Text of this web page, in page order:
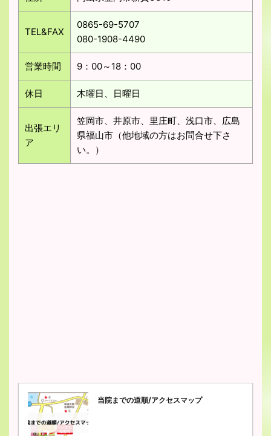
TEL&FAX
0865-69-5707
080-1908-4490
営業時間 9：00～18：00
休日 木曜日、日曜日
出張エリ
ア
笠岡市、井原市、里庄町、浅口市、広島
県福山市（他地域の方はお問合せ下さ
い。）
当院までの道順/アクセスマップ